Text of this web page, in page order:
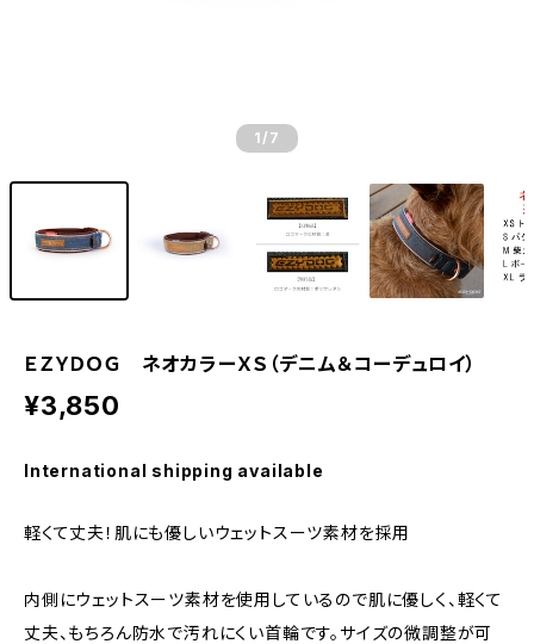
1 /7
ＥＺＹＤＯＧ ネオカラーＸＳ（デニム＆コーデュロイ）
¥3,850
International shipping available
軽くて丈夫！肌にも優しいウェットスーツ素材を採用
内側にウェットスーツ素材を使用しているので肌に優しく、軽くて
丈夫、もちろん防水で汚れにくい首輪です。サイズの微調整が可